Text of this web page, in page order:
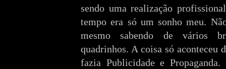
sendo uma realização
tempo era só um sonho meu.
mesmo sabendo de vários
quadrinhos. A coisa só aconteceu
fazia Publicidade e